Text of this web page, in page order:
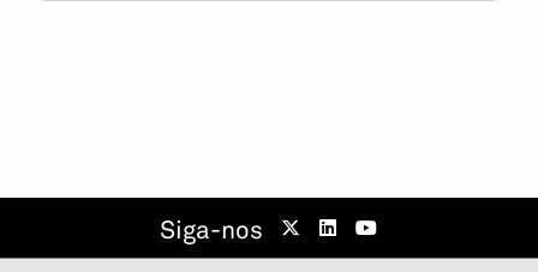
Siga-nos